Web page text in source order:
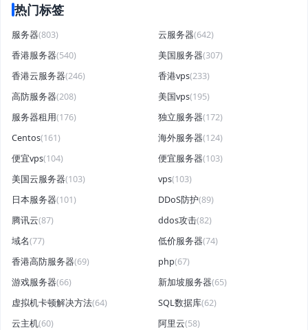
热门标签
服务器(803) 云服务器(642)
香港服务器(540) 美国服务器(307)
香港云服务器(246) 香港vps(233)
高防服务器(208) 美国vps(195)
服务器租用(176) 独立服务器(172)
Centos(161) 海外服务器(124)
便宜vps(104) 便宜服务器(103)
美国云服务器(103) vps(103)
日本服务器(101) DDoS防护(89)
腾讯云(87) ddos攻击(82)
域名(77) 低价服务器(74)
香港高防服务器(69) php(67)
游戏服务器(66) 新加坡服务器(65)
虚拟机卡顿解决方法(64) SQL数据库(62)
云主机(60) 阿里云(58)